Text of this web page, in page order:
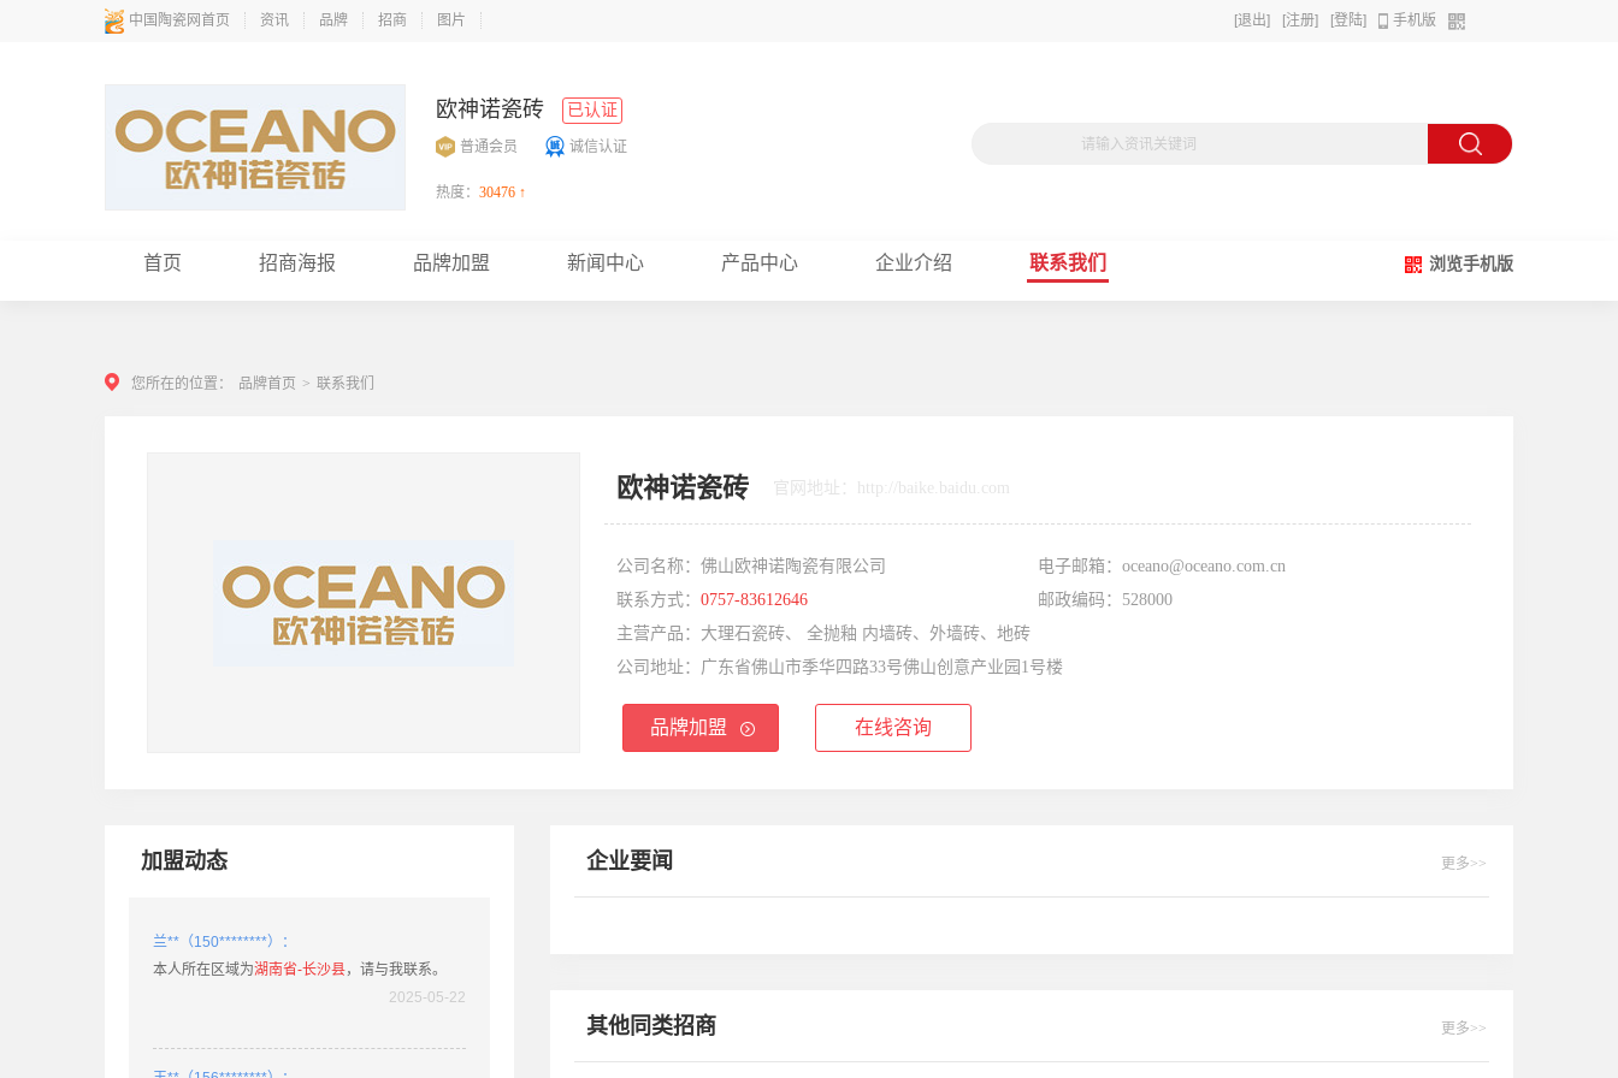
中国陶瓷网首页 资讯 品牌 招商 图片 [退出] [注册] [登陆] 手机版
欧神诺瓷砖 已认证
普通会员 诚信认证
热度： 30476 ↑
首页 招商海报 品牌加盟 新闻中心 产品中心 企业介绍 联系我们 浏览手机版
您所在的位置： 品牌首页 > 联系我们
欧神诺瓷砖 官网地址：http://baike.baidu.com
公司名称： 佛山欧神诺陶瓷有限公司 电子邮箱： oceano@oceano.com.cn
联系方式： 0757-83612646 邮政编码： 528000
主营产品： 大理石瓷砖、 全抛釉 内墙砖、外墙砖、地砖
公司地址： 广东省佛山市季华四路33号佛山创意产业园1号楼
品牌加盟 在线咨询
加盟动态
2020-10-03
兰**（150********）：
本人所在区域为湖南省-长沙县
，请与我联系。
2025-05-22
王**（156********）：
企业要闻 更多>>
其他同类招商 更多>>